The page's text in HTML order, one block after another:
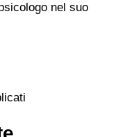
nel suo